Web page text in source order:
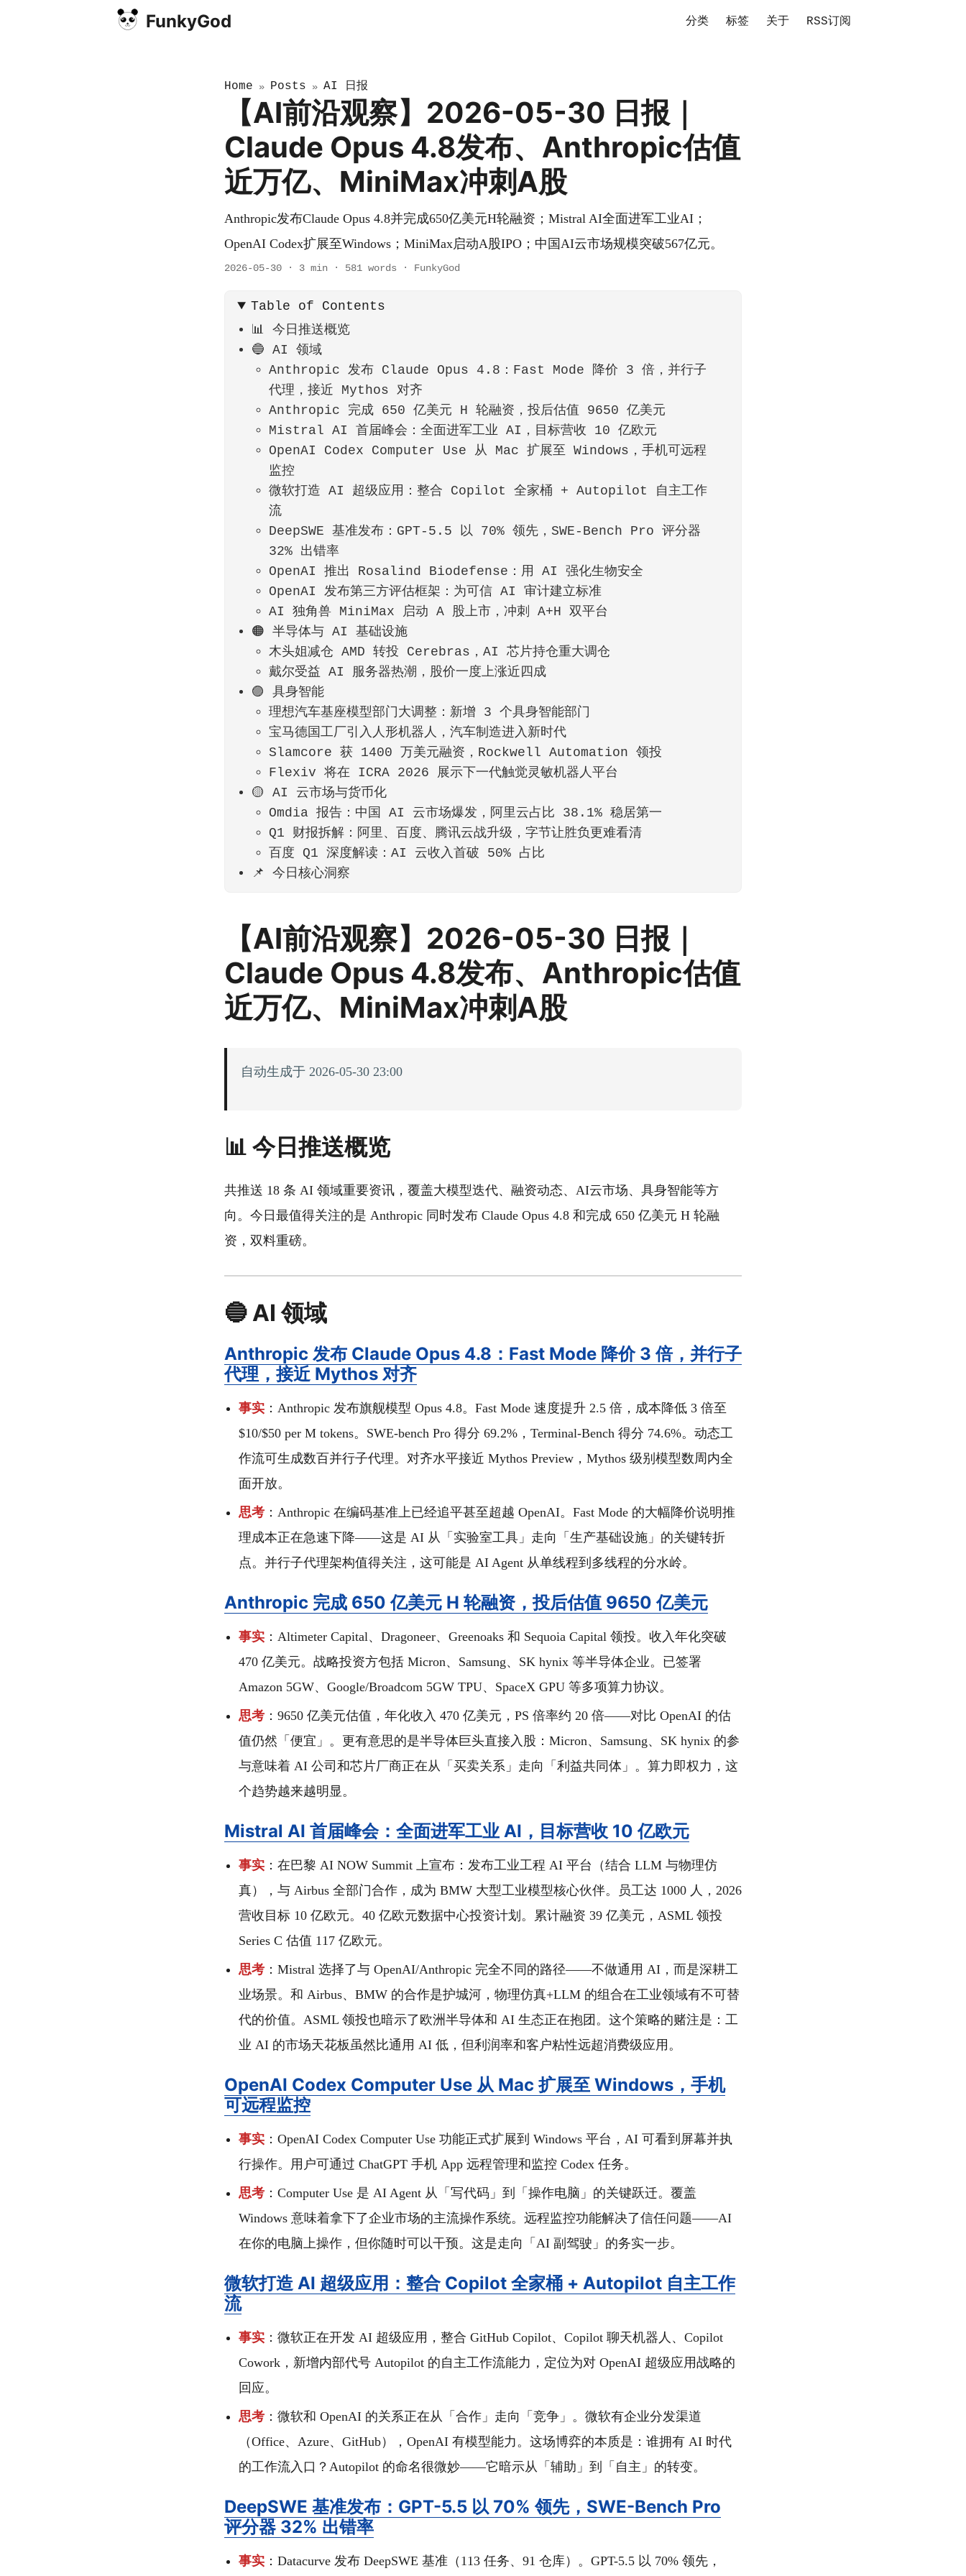
FunkyGod 分类 标签 关于 RSS订阅
Home » Posts » AI 日报
【AI前沿观察】2026-05-30 日报｜
Claude Opus 4.8发布、Anthropic估值
近万亿、MiniMax冲刺A股
Anthropic发布Claude Opus 4.8并完成650亿美元H轮融资；Mistral AI全面进军工业AI；
OpenAI Codex扩展至Windows；MiniMax启动A股IPO；中国AI云市场规模突破567亿元。
2026-05-30 · 3 min · 581 words · FunkyGod
Table of Contents
📊 今日推送概览
🔵 AI 领域
Anthropic 发布 Claude Opus 4.8：Fast Mode 降价 3 倍，并行子
代理，接近 Mythos 对齐
Anthropic 完成 650 亿美元 H 轮融资，投后估值 9650 亿美元
Mistral AI 首届峰会：全面进军工业 AI，目标营收 10 亿欧元
OpenAI Codex Computer Use 从 Mac 扩展至 Windows，手机可远程
监控
微软打造 AI 超级应用：整合 Copilot 全家桶 + Autopilot 自主工作
流
DeepSWE 基准发布：GPT-5.5 以 70% 领先，SWE-Bench Pro 评分器
32% 出错率
OpenAI 推出 Rosalind Biodefense：用 AI 强化生物安全
OpenAI 发布第三方评估框架：为可信 AI 审计建立标准
AI 独角兽 MiniMax 启动 A 股上市，冲刺 A+H 双平台
🟠 半导体与 AI 基础设施
木头姐减仓 AMD 转投 Cerebras，AI 芯片持仓重大调仓
戴尔受益 AI 服务器热潮，股价一度上涨近四成
🟣 具身智能
理想汽车基座模型部门大调整：新增 3 个具身智能部门
宝马德国工厂引入人形机器人，汽车制造进入新时代
Slamcore 获 1400 万美元融资，Rockwell Automation 领投
Flexiv 将在 ICRA 2026 展示下一代触觉灵敏机器人平台
🟡 AI 云市场与货币化
Omdia 报告：中国 AI 云市场爆发，阿里云占比 38.1% 稳居第一
Q1 财报拆解：阿里、百度、腾讯云战升级，字节让胜负更难看清
百度 Q1 深度解读：AI 云收入首破 50% 占比
📌 今日核心洞察
【AI前沿观察】2026-05-30 日报｜
Claude Opus 4.8发布、Anthropic估值
近万亿、MiniMax冲刺A股
自动生成于 2026-05-30 23:00
📊 今日推送概览
共推送 18 条 AI 领域重要资讯，覆盖大模型迭代、融资动态、AI云市场、具身智能等方
向。今日最值得关注的是 Anthropic 同时发布 Claude Opus 4.8 和完成 650 亿美元 H 轮融
资，双料重磅。
🔵 AI 领域
Anthropic 发布 Claude Opus 4.8：Fast Mode 降价 3 倍，并行子
代理，接近 Mythos 对齐
事实 ：Anthropic 发布旗舰模型 Opus 4.8。Fast Mode 速度提升 2.5 倍，成本降低 3 倍至
$10/$50 per M tokens。SWE-bench Pro 得分 69.2%，Terminal-Bench 得分 74.6%。动态工
作流可生成数百并行子代理。对齐水平接近 Mythos Preview，Mythos 级别模型数周内全
面开放。
思考 ：Anthropic 在编码基准上已经追平甚至超越 OpenAI。Fast Mode 的大幅降价说明推
理成本正在急速下降——这是 AI 从「实验室工具」走向「生产基础设施」的关键转折
点。并行子代理架构值得关注，这可能是 AI Agent 从单线程到多线程的分水岭。
Anthropic 完成 650 亿美元 H 轮融资，投后估值 9650 亿美元
事实 ：Altimeter Capital、Dragoneer、Greenoaks 和 Sequoia Capital 领投。收入年化突破
470 亿美元。战略投资方包括 Micron、Samsung、SK hynix 等半导体企业。已签署
Amazon 5GW、Google/Broadcom 5GW TPU、SpaceX GPU 等多项算力协议。
思考 ：9650 亿美元估值，年化收入 470 亿美元，PS 倍率约 20 倍——对比 OpenAI 的估
值仍然「便宜」。更有意思的是半导体巨头直接入股：Micron、Samsung、SK hynix 的参
与意味着 AI 公司和芯片厂商正在从「买卖关系」走向「利益共同体」。算力即权力，这
个趋势越来越明显。
Mistral AI 首届峰会：全面进军工业 AI，目标营收 10 亿欧元
事实 ：在巴黎 AI NOW Summit 上宣布：发布工业工程 AI 平台（结合 LLM 与物理仿
真），与 Airbus 全部门合作，成为 BMW 大型工业模型核心伙伴。员工达 1000 人，2026
营收目标 10 亿欧元。40 亿欧元数据中心投资计划。累计融资 39 亿美元，ASML 领投
Series C 估值 117 亿欧元。
思考 ：Mistral 选择了与 OpenAI/Anthropic 完全不同的路径——不做通用 AI，而是深耕工
业场景。和 Airbus、BMW 的合作是护城河，物理仿真+LLM 的组合在工业领域有不可替
代的价值。ASML 领投也暗示了欧洲半导体和 AI 生态正在抱团。这个策略的赌注是：工
业 AI 的市场天花板虽然比通用 AI 低，但利润率和客户粘性远超消费级应用。
OpenAI Codex Computer Use 从 Mac 扩展至 Windows，手机
可远程监控
事实 ：OpenAI Codex Computer Use 功能正式扩展到 Windows 平台，AI 可看到屏幕并执
行操作。用户可通过 ChatGPT 手机 App 远程管理和监控 Codex 任务。
思考 ：Computer Use 是 AI Agent 从「写代码」到「操作电脑」的关键跃迁。覆盖
Windows 意味着拿下了企业市场的主流操作系统。远程监控功能解决了信任问题——AI
在你的电脑上操作，但你随时可以干预。这是走向「AI 副驾驶」的务实一步。
微软打造 AI 超级应用：整合 Copilot 全家桶 + Autopilot 自主工作
流
事实 ：微软正在开发 AI 超级应用，整合 GitHub Copilot、Copilot 聊天机器人、Copilot
Cowork，新增内部代号 Autopilot 的自主工作流能力，定位为对 OpenAI 超级应用战略的
回应。
思考 ：微软和 OpenAI 的关系正在从「合作」走向「竞争」。微软有企业分发渠道
（Office、Azure、GitHub），OpenAI 有模型能力。这场博弈的本质是：谁拥有 AI 时代
的工作流入口？Autopilot 的命名很微妙——它暗示从「辅助」到「自主」的转变。
DeepSWE 基准发布：GPT-5.5 以 70% 领先，SWE-Bench Pro
评分器 32% 出错率
事实 ：Datacurve 发布 DeepSWE 基准（113 任务、91 仓库）。GPT-5.5 以 70% 领先，